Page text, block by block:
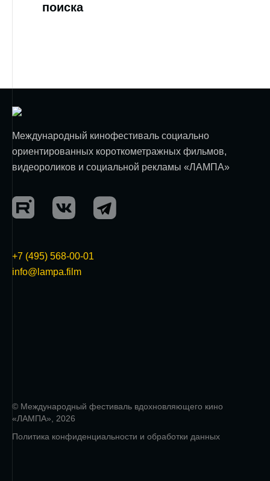
поиска
Международный кинофестиваль социально
ориентированных короткометражных фильмов,
видеороликов и социальной рекламы «ЛАМПА»
+7 (495) 568-00-01
info@lampa.film
© Международный фестиваль вдохновляющего кино
«ЛАМПА», 2026
Политика конфиденциальности и обработки данных